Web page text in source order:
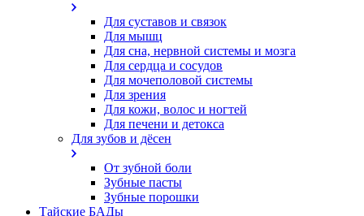
Для суставов и связок
Для мышц
Для сна, нервной системы и мозга
Для сердца и сосудов
Для мочеполовой системы
Для зрения
Для кожи, волос и ногтей
Для печени и детокса
Для зубов и дёсен
От зубной боли
Зубные пасты
Зубные порошки
Тайские БАДы